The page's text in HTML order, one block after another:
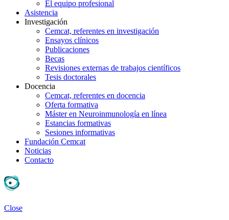
El equipo profesional
Asistencia
Investigación
Cemcat, referentes en investigación
Ensayos clínicos
Publicaciones
Becas
Revisiones externas de trabajos científicos
Tesis doctorales
Docencia
Cemcat, referentes en docencia
Oferta formativa
Máster en Neuroinmunología en línea
Estancias formativas
Sesiones informativas
Fundación Cemcat
Noticias
Contacto
Close